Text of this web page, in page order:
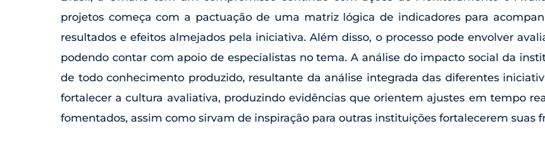
projetos começa com a pactuação de uma matriz lógica de indicadores para
resultados e efeitos almejados pela iniciativa. Além disso, o processo pode envolver
podendo contar com apoio de especialistas no tema. A análise do impacto social da
de todo conhecimento produzido, resultante da análise integrada das diferentes
fortalecer a cultura avaliativa, produzindo evidências que orientem ajustes em tempo
fomentados, assim como sirvam de inspiração para outras instituições fortalecerem suas